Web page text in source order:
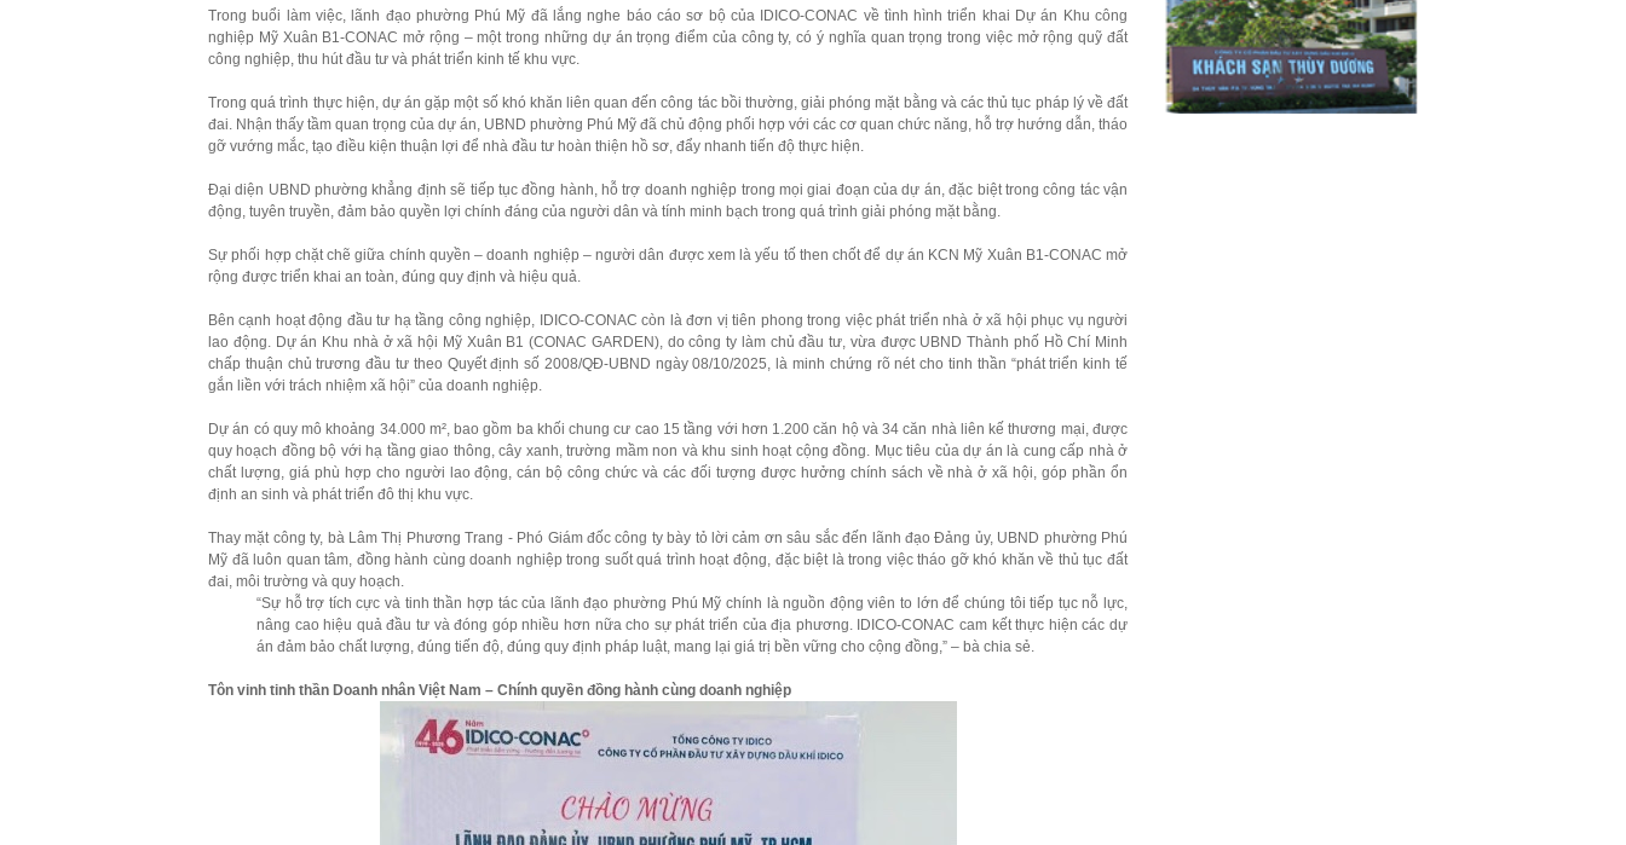
Trong buổi làm việc, lãnh đạo phường Phú Mỹ đã lắng nghe báo cáo sơ bộ của IDICO-CONAC về tình hình triển khai Dự án Khu công
nghiệp Mỹ Xuân B1-CONAC mở rộng – một trong những dự án trọng điểm của công ty, có ý nghĩa quan trọng trong việc mở rộng quỹ đất
công nghiệp, thu hút đầu tư và phát triển kinh tế khu vực.
Trong quá trình thực hiện, dự án gặp một số khó khăn liên quan đến công tác bồi thường, giải phóng mặt bằng và các thủ tục pháp lý về đất
đai. Nhận thấy tầm quan trọng của dự án, UBND phường Phú Mỹ đã chủ động phối hợp với các cơ quan chức năng, hỗ trợ hướng dẫn, tháo
gỡ vướng mắc, tạo điều kiện thuận lợi để nhà đầu tư hoàn thiện hồ sơ, đẩy nhanh tiến độ thực hiện.
Đại diện UBND phường khẳng định sẽ tiếp tục đồng hành, hỗ trợ doanh nghiệp trong mọi giai đoạn của dự án, đặc biệt trong công tác vận
động, tuyên truyền, đảm bảo quyền lợi chính đáng của người dân và tính minh bạch trong quá trình giải phóng mặt bằng.
Sự phối hợp chặt chẽ giữa chính quyền – doanh nghiệp – người dân được xem là yếu tố then chốt để dự án KCN Mỹ Xuân B1-CONAC mở
rộng được triển khai an toàn, đúng quy định và hiệu quả.
Bên cạnh hoạt động đầu tư hạ tầng công nghiệp, IDICO-CONAC còn là đơn vị tiên phong trong việc phát triển nhà ở xã hội phục vụ người
lao động. Dự án Khu nhà ở xã hội Mỹ Xuân B1 (CONAC GARDEN), do công ty làm chủ đầu tư, vừa được UBND Thành phố Hồ Chí Minh
chấp thuận chủ trương đầu tư theo Quyết định số 2008/QĐ-UBND ngày 08/10/2025, là minh chứng rõ nét cho tinh thần “phát triển kinh tế
gắn liền với trách nhiệm xã hội” của doanh nghiệp.
Dự án có quy mô khoảng 34.000 m², bao gồm ba khối chung cư cao 15 tầng với hơn 1.200 căn hộ và 34 căn nhà liên kế thương mại, được
quy hoạch đồng bộ với hạ tầng giao thông, cây xanh, trường mầm non và khu sinh hoạt cộng đồng. Mục tiêu của dự án là cung cấp nhà ở
chất lượng, giá phù hợp cho người lao động, cán bộ công chức và các đối tượng được hưởng chính sách về nhà ở xã hội, góp phần ổn
định an sinh và phát triển đô thị khu vực.
Thay mặt công ty, bà Lâm Thị Phương Trang - Phó Giám đốc công ty bày tỏ lời cảm ơn sâu sắc đến lãnh đạo Đảng ủy, UBND phường Phú
Mỹ đã luôn quan tâm, đồng hành cùng doanh nghiệp trong suốt quá trình hoạt động, đặc biệt là trong việc tháo gỡ khó khăn về thủ tục đất
đai, môi trường và quy hoạch.
“Sự hỗ trợ tích cực và tinh thần hợp tác của lãnh đạo phường Phú Mỹ chính là nguồn động viên to lớn để chúng tôi tiếp tục nỗ lực,
nâng cao hiệu quả đầu tư và đóng góp nhiều hơn nữa cho sự phát triển của địa phương. IDICO-CONAC cam kết thực hiện các dự
án đảm bảo chất lượng, đúng tiến độ, đúng quy định pháp luật, mang lại giá trị bền vững cho cộng đồng,” – bà chia sẻ.
Tôn vinh tinh thần Doanh nhân Việt Nam – Chính quyền đồng hành cùng doanh nghiệp